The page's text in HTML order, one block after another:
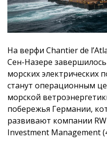
На верфи Chantier de
Сен-Назере
морских электрических
станут операционным
морской
побережья Германии,
развивают компании
Investment Management